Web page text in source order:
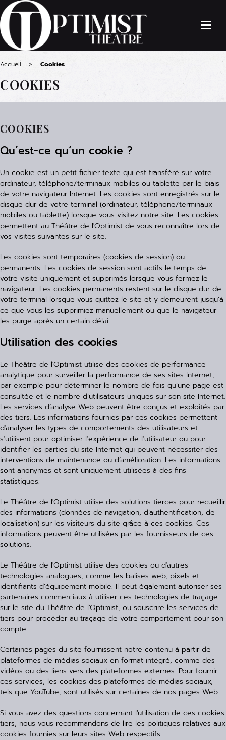
Accueil Cookies
COOKIES
COOKIES
Qu’est-ce qu’un cookie ?
Un cookie est un petit fichier texte qui est transféré sur votre
ordinateur, téléphone/terminaux mobiles ou tablette par le biais
de votre navigateur Internet. Les cookies sont enregistrés sur le
disque dur de votre terminal (ordinateur, téléphone/terminaux
mobiles ou tablette) lorsque vous visitez notre site. Les cookies
permettent au Théâtre de l'Optimist de vous reconnaître lors de
vos visites suivantes sur le site.
Les cookies sont temporaires (cookies de session) ou
permanents. Les cookies de session sont actifs le temps de
votre visite uniquement et supprimés lorsque vous fermez le
navigateur. Les cookies permanents restent sur le disque dur de
votre terminal lorsque vous quittez le site et y demeurent jusqu’à
ce que vous les supprimiez manuellement ou que le navigateur
les purge après un certain délai.
Utilisation des cookies
Le Théâtre de l'Optimist utilise des cookies de performance
analytique pour surveiller la performance de ses sites Internet,
par exemple pour déterminer le nombre de fois qu’une page est
consultée et le nombre d’utilisateurs uniques sur son site Internet.
Les services d’analyse Web peuvent être conçus et exploités par
des tiers. Les informations fournies par ces cookies permettent
d’analyser les types de comportements des utilisateurs et
s’utilisent pour optimiser l’expérience de l’utilisateur ou pour
identifier les parties du site Internet qui peuvent nécessiter des
interventions de maintenance ou d’amélioration. Les informations
sont anonymes et sont uniquement utilisées à des fins
statistiques.
Le Théâtre de l'Optimist utilise des solutions tierces pour recueillir
des informations (données de navigation, d’authentification, de
localisation) sur les visiteurs du site grâce à ces cookies. Ces
informations peuvent être utilisées par les fournisseurs de ces
solutions.
Le Théâtre de l'Optimist utilise des cookies ou d’autres
technologies analogues, comme les balises web, pixels et
identifiants d’équipement mobile. Il peut également autoriser ses
partenaires commerciaux à utiliser ces technologies de traçage
sur le site du Théâtre de l'Optimist, ou souscrire les services de
tiers pour procéder au traçage de votre comportement pour son
compte.
Certaines pages du site fournissent notre contenu à partir de
plateformes de médias sociaux en format intégré, comme des
vidéos ou des liens vers des plateformes externes. Pour fournir
ces services, les cookies des plateformes de médias sociaux,
tels que YouTube, sont utilisés sur certaines de nos pages Web.
Si vous avez des questions concernant l'utilisation de ces cookies
tiers, nous vous recommandons de lire les politiques relatives aux
cookies fournies sur leurs sites Web respectifs.